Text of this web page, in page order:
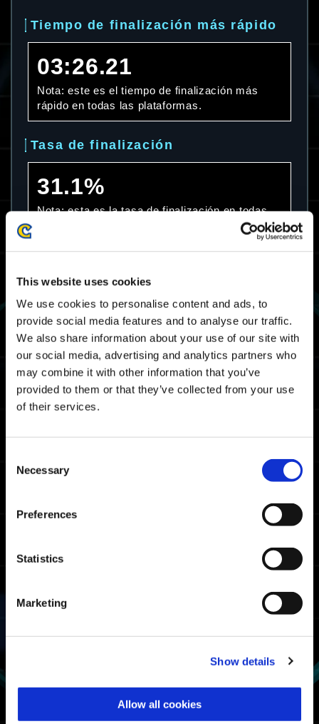
This website uses cookies
We use cookies to personalise content and ads, to
provide social media features and to analyse our traffic.
We also share information about your use of our site with
our social media, advertising and analytics partners who
may combine it with other information that you’ve
provided to them or that they’ve collected from your use
of their services.
Selection
Necessary
Preferences
Statistics
Marketing
Show details
Allow all cookies
Tiempo de finalización más rápido
03:26.21
Nota: este es el tiempo de finalización más
rápido en todas las plataformas.
Tasa de finalización
31.1%
Nota: esta es la tasa de finalización en todas
07:08.55
Nota: este es el tiempo de finalización
promedio en todas las plataformas.
Tiempos límite del rango maestro
04:37.34
04:16.55
Tiempos límite del rango luchador
Xbox Series X|S / Xbox
One / Windows
07:32.87
PlayStation🄬4
06:39.58
05:49.38
Tasa de uso de exoarmaduras
Vigilant α: Tiradora
Segund